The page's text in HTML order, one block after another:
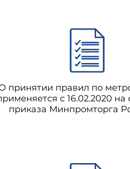
принятии правил по
с 16.02.2020 на
приказа Минпромторга